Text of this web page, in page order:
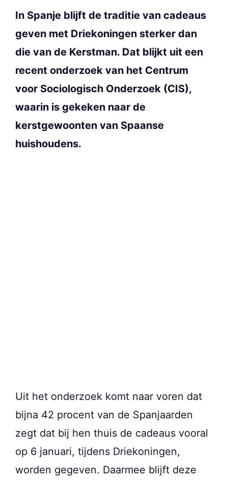
In Spanje blijft de traditie van cadeaus
geven met Driekoningen sterker dan
die van de Kerstman. Dat blijkt uit een
recent onderzoek van het Centrum
voor Sociologisch Onderzoek (CIS),
waarin is gekeken naar de
kerstgewoonten van Spaanse
huishoudens.
Uit het onderzoek komt naar voren dat
bijna 42 procent van de Spanjaarden
zegt dat bij hen thuis de cadeaus vooral
op 6 januari, tijdens Driekoningen,
worden gegeven. Daarmee blijft deze